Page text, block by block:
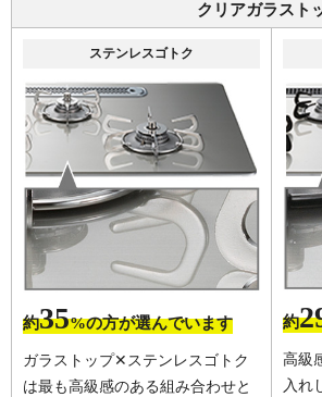
クリアガラスト
ステンレスゴトク
約35%の方が選んでいます
ガラストップ✕ステンレスゴトク
は最も高級感のある組み合わせと
約
高級
入れ